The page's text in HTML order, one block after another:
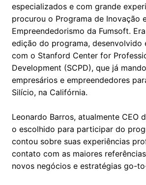
especializados e com grande
procurou o Programa de Inovação
Empreendedorismo da Fumsoft.
edição do programa, desenvolvido
com o Stanford Center for
Development (SCPD), que já
empresários e empreendedores
Silício, na Califórnia.
Leonardo Barros, atualmente CEO
o escolhido para participar do
contou sobre suas experiências
contato com as maiores
novos negócios e estratégias go-